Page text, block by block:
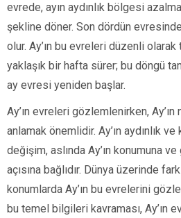
evrede, ayın aydınlık bölgesi
şekline döner. Son dördün evresinde
olur. Ay’ın bu evreleri düzenli
yaklaşık bir hafta sürer; bu döngü
ay evresi yeniden başlar.
Ay’ın evreleri gözlemlenirken,
anlamak önemlidir. Ay’ın aydınlık ve
değişim, aslında Ay’ın konumuna ve
açısına bağlıdır. Dünya üzerinde
konumlarda Ay’ın bu evrelerini
bu temel bilgileri kavraması, Ay’ın